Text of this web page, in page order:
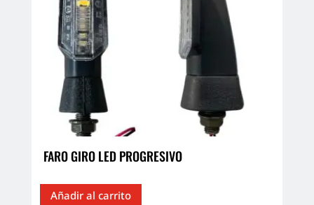
FARO GIRO LED PROGRESIVO
Añadir al carrito